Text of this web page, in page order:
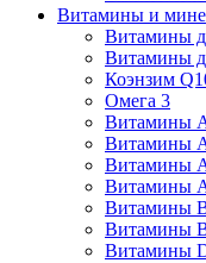
Витамины и
Витамины
Витамины
Коэнзим
Омега 3
Витамины
Витамины
Витамины
Витамины
Витамины
Витамины
Витамины